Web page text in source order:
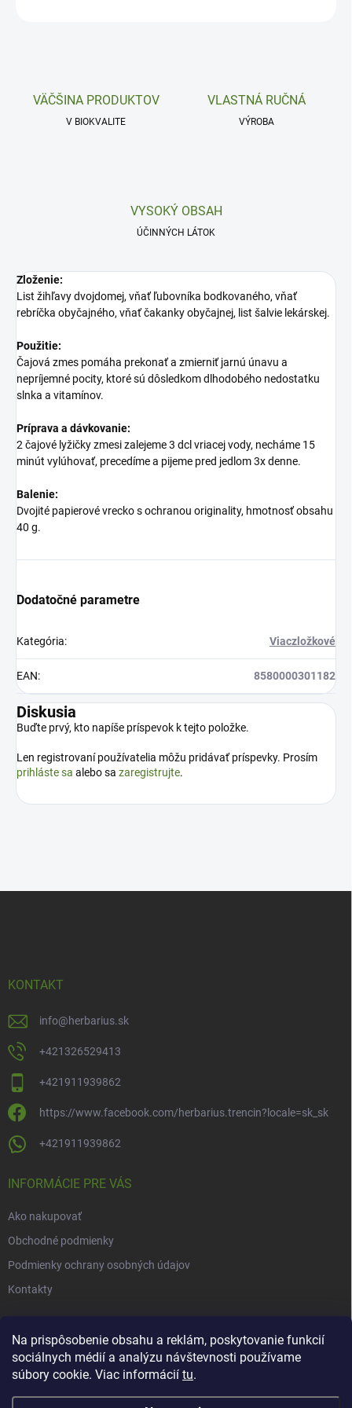
Na prispôsobenie obsahu a reklám, poskytovanie funkcií
sociálnych médií a analýzu návštevnosti používame
súbory cookie. Viac informácií tu.
VÄČŠINA PRODUKTOV
V BIOKVALITE
VLASTNÁ RUČNÁ
VÝROBA
VYSOKÝ OBSAH
ÚČINNÝCH LÁTOK
Zloženie:
List žihľavy dvojdomej, vňať ľubovníka bodkovaného, vňať
rebríčka obyčajného, vňať čakanky obyčajnej, list šalvie lekárskej.
Použitie:
Čajová zmes pomáha prekonať a zmierniť jarnú únavu a
nepríjemné pocity, ktoré sú dôsledkom dlhodobého nedostatku
slnka a vitamínov.
Príprava a dávkovanie:
2 čajové lyžičky zmesi zalejeme 3 dcl vriacej vody, necháme 15
minút vylúhovať, precedíme a pijeme pred jedlom 3x denne.
Balenie:
Dvojité papierové vrecko s ochranou originality, hmotnosť obsahu
40 g.
Dodatočné parametre
Kategória: Viaczložkové
EAN: 8580000301182
Diskusia
Buďte prvý, kto napíše príspevok k tejto položke.
Len registrovaní používatelia môžu pridávať príspevky. Prosím
prihláste sa alebo sa zaregistrujte.
KONTAKT
info@herbarius.sk
+421326529413
+421911939862
https://www.facebook.com/herbarius.trencin?locale=sk_sk
+421911939862
INFORMÁCIE PRE VÁS
Ako nakupovať
Obchodné podmienky
Podmienky ochrany osobných údajov
Kontakty
NOVINKY
Novinky v našom e-shope